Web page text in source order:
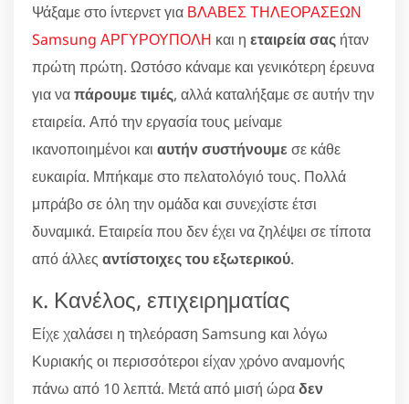
Ψάξαμε στο ίντερνετ για ΒΛΑΒΕΣ ΤΗΛΕΟΡΑΣΕΩΝ
Samsung ΑΡΓΥΡΟΥΠΟΛΗ και η εταιρεία σας ήταν
πρώτη πρώτη. Ωστόσο κάναμε και γενικότερη έρευνα
για ναπάρουμε τιμές, αλλά καταλήξαμε σε αυτήν την
εταιρεία. Από την εργασία τους μείναμε
ικανοποιημένοι και αυτήν συστήνουμε σε κάθε
ευκαιρία. Μπήκαμε στο πελατολόγιό τους. Πολλά
μπράβο σε όλη την ομάδα και συνεχίστε έτσι
δυναμικά. Εταιρεία που δεν έχει να ζηλέψει σε τίποτα
από άλλες αντίστοιχες του εξωτερικού.
κ. Κανέλος, επιχειρηματίας
Είχε χαλάσει η τηλεόραση Samsung και λόγω
Κυριακής οι περισσότεροι είχαν χρόνο αναμονής
πάνω από 10 λεπτά. Μετά από μισή ώραδεν